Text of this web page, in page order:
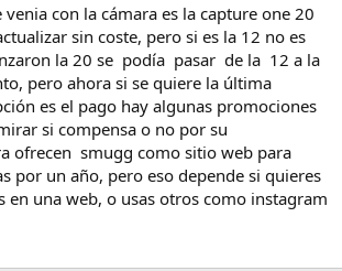
un problema, acabo de descargarme e instalar
acaba de salir, estoy en los 30 dias de
al arrancarlo de nuevo me pide la clave de la
me facilitaron (a lo que dice codigo de
los datos del perfil y la contraseña y al
"se ha producido un error, intentelo de nuevo
la cabeza en el ordenador y horas perdidas,
version y vuelto a la anterior. :
con la cámara es la capture one 20
sin coste, pero si es la 12 no es
la 20 se podía pasar de la 12 a la
pero ahora si se quiere la última
es el pago hay algunas promociones
si compensa o no por su
ofrecen smugg como sitio web para
por un año, pero eso depende si quieres
en una web, o usas otros como instagram